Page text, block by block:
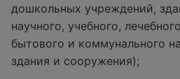
дошкольных учреждений,
научного, учебного,
бытового и коммунального
здания и сооружения);